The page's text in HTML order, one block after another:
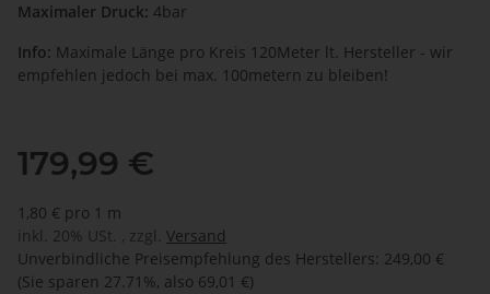
Maximaler Druck: 4bar
Info: Maximale Länge pro Kreis 120Meter lt. Hersteller - wir
empfehlen jedoch bei max. 100metern zu bleiben!
179,99 €
1,80 € pro 1 m
inkl. 20% USt. , zzgl. Versand
Unverbindliche Preisempfehlung des Herstellers: 249,00 €
(Sie sparen 27.71%, also 69,01 €)